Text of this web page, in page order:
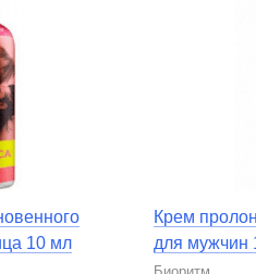
10 мл
Крем
для мужчин